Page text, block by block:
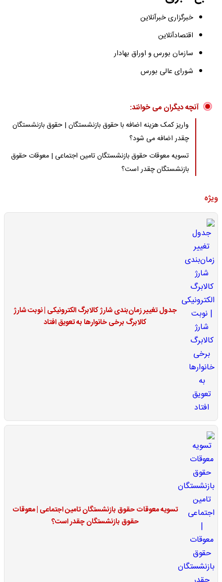
خبرگزاری خبرآنلاین
اقتصادآنلاین
سازمان بورس و اوراق بهادار
شورای عالی بورس
آنچه دیگران می خوانند:
واریز کمک هزینه اضافه با حقوق بازنشستگان | حقوق بازنشستگان
چقدر اضافه می شود؟
تسویه معوقات حقوق بازنشستگان تامین اجتماعی | معوقات حقوق
بازنشستگان چقدر است؟
ویژه
جدول تغییر زمان‌بندی شارژ کالابرگ الکترونیکی | نوبت شارژ
کالابرگ برخی خانوارها به تعویق افتاد
تسویه معوقات حقوق بازنشستگان تامین اجتماعی | معوقات
حقوق بازنشستگان چقدر است؟